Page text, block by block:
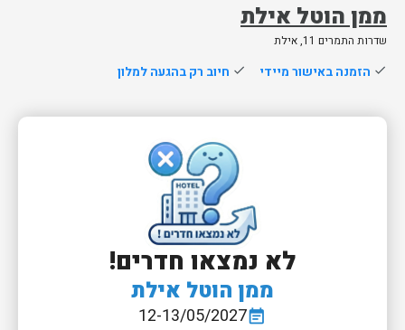
ממן הוטל אילת
שדרות התמרים 11, אילת
done הזמנה באישור מיידי done חיוב רק בהגעה למלון
לא נמצאו חדרים!
ממן הוטל אילת
event_note
12-13/05/2027
שלח